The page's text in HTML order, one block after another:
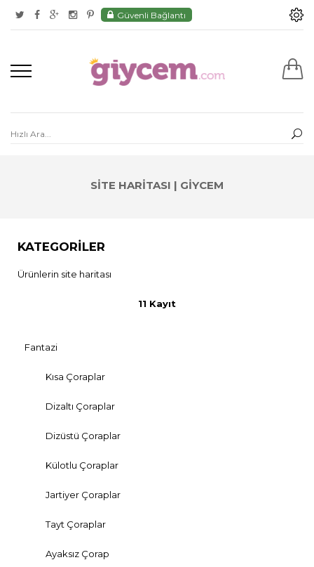
Güvenli Bağlantı
SITE HARITASI | GIYCEM
KATEGORILER
Ürünlerin site haritası
11 Kayıt
Fantazi
Kısa Çoraplar
Dizaltı Çoraplar
Dizüstü Çoraplar
Külotlu Çoraplar
Jartiyer Çoraplar
Tayt Çoraplar
Ayaksız Çorap